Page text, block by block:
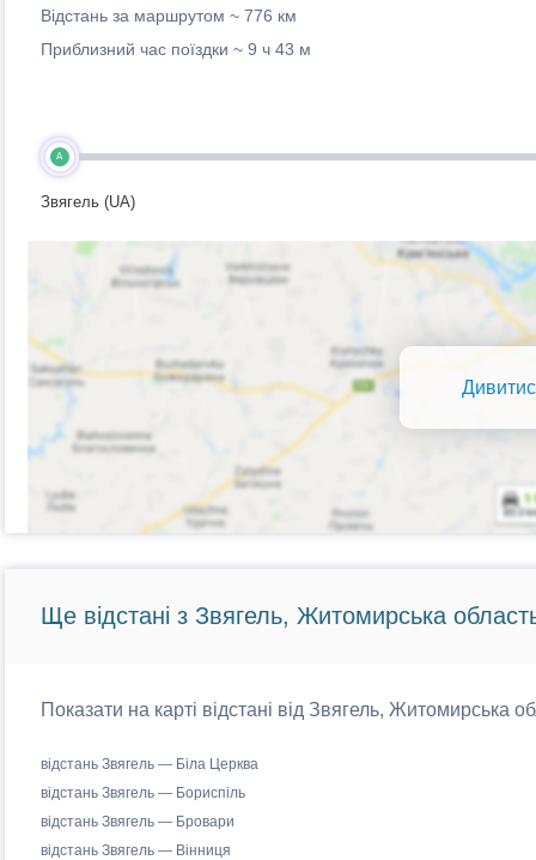
Відстань за маршрутом ~ 776 км
Приблизний час поїздки ~ 9 ч 43 м
A
Звягель (UA)
Ще відстані з Звягель, Житомирська
Показати на карті відстані від Звягель, Житомирська
відстань Звягель — Біла Церква
відстань Звягель — Бориспіль
відстань Звягель — Бровари
відстань Звягель — Вінниця